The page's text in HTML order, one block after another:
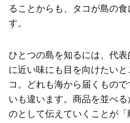
ることからも、タコが島の
す。
ひとつの島を知るには、代
に近い味にも目を向けたい
コ。どれも海から届くもの
いも違います。商品を並べ
のとして伝えていくことが「